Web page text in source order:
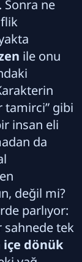
Sonra ne
ile onu
tamirci” gibi
insan eli
da
değil mi?
parlıyor:
sahnede tek
içe dönük